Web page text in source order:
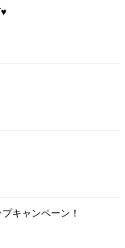
キャンペーン！